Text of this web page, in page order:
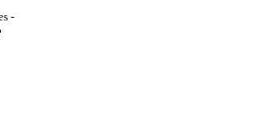
-